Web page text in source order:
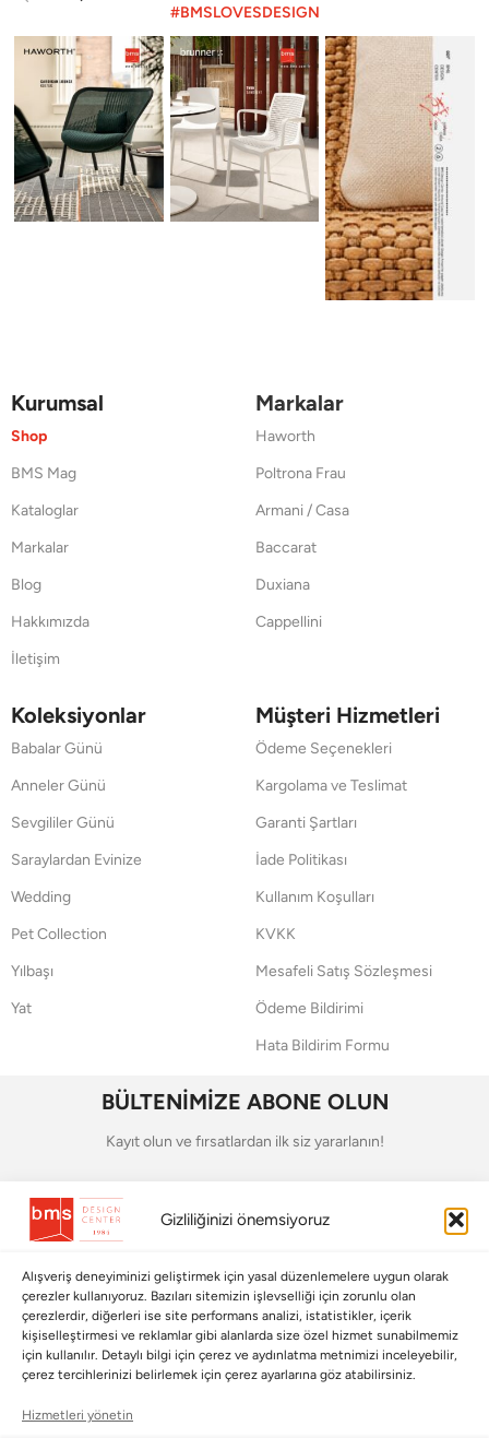
Gizliliğinizi önemsiyoruz
Alışveriş deneyiminizi geliştirmek için yasal düzenlemelere uygun olarak
çerezler kullanıyoruz. Bazıları sitemizin işlevselliği için zorunlu olan
çerezlerdir, diğerleri ise site performans analizi, istatistikler, içerik
kişiselleştirmesi ve reklamlar gibi alanlarda size özel hizmet sunabilmemiz
için kullanılır. Detaylı bilgi için çerez ve aydınlatma metnimizi inceleyebilir,
çerez tercihlerinizi belirlemek için çerez ayarlarına göz atabilirsiniz.
Hizmetleri yönetin
#BMSLOVESDESIGN
Kurumsal
Shop
BMS Mag
Kataloglar
Markalar
Blog
Hakkımızda
İletişim
Markalar
Haworth
Poltrona Frau
Armani / Casa
Baccarat
Duxiana
Cappellini
Koleksiyonlar
Babalar Günü
Anneler Günü
Sevgililer Günü
Saraylardan Evinize
Wedding
Pet Collection
Yılbaşı
Yat
Müşteri Hizmetleri
Ödeme Seçenekleri
Kargolama ve Teslimat
Garanti Şartları
İade Politikası
Kullanım Koşulları
KVKK
Mesafeli Satış Sözleşmesi
Ödeme Bildirimi
Hata Bildirim Formu
BÜLTENİMİZE ABONE OLUN
Kayıt olun ve fırsatlardan ilk siz yararlanın!